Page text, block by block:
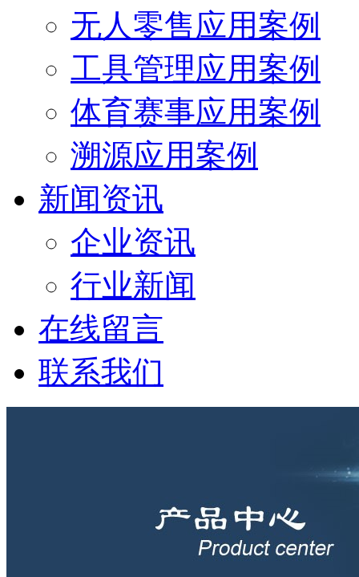
无人零售应用案例
工具管理应用案例
体育赛事应用案例
溯源应用案例
新闻资讯
企业资讯
行业新闻
在线留言
联系我们